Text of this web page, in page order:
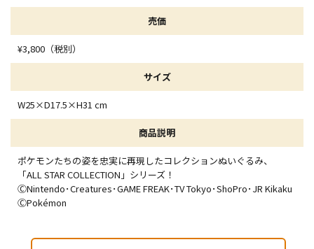
売価
¥3,800（税別）
サイズ
W25×D17.5×H31 cm
商品説明
ポケモンたちの姿を忠実に再現したコレクションぬいぐるみ、
「ALL STAR COLLECTION」シリーズ！
ⒸNintendo･Creatures･GAME FREAK･TV Tokyo･ShoPro･JR Kikaku
ⒸPokémon